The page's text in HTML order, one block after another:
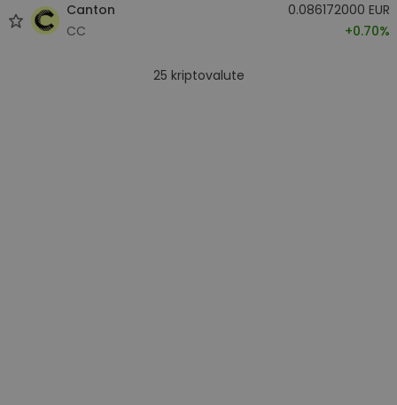
Canton
CC
0.086172000 EUR
+0.70%
25 kriptovalute